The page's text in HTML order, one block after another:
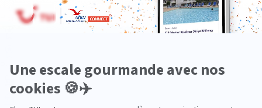
Plongée
Premium